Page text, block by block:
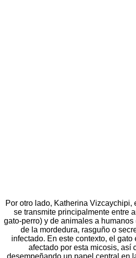
Por otro lado, Katherina Vizcaychipi,
se transmite principalmente entre
gato-perro) y de animales a
de la mordedura, rasguño o
infectado. En este contexto, el gato
afectado por esta micosis, así
desempeñando un papel central en